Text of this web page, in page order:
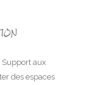
Support aux
des espaces